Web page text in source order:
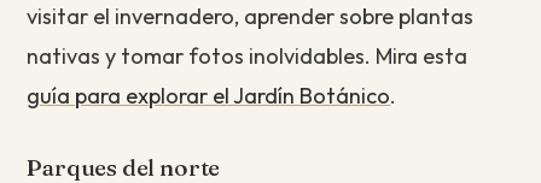
visitar el invernadero, aprender sobre plantas
nativas y tomar fotos inolvidables. Mira esta
guía para explorar el Jardín Botánico.
Parques del norte